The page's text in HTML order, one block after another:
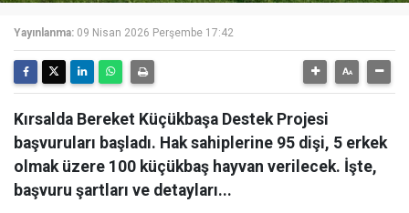
Yayınlanma: 09 Nisan 2026 Perşembe 17:42
Kırsalda Bereket Küçükbaşa Destek Projesi
başvuruları başladı. Hak sahiplerine 95 dişi, 5 erkek
olmak üzere 100 küçükbaş hayvan verilecek. İşte,
başvuru şartları ve detayları...